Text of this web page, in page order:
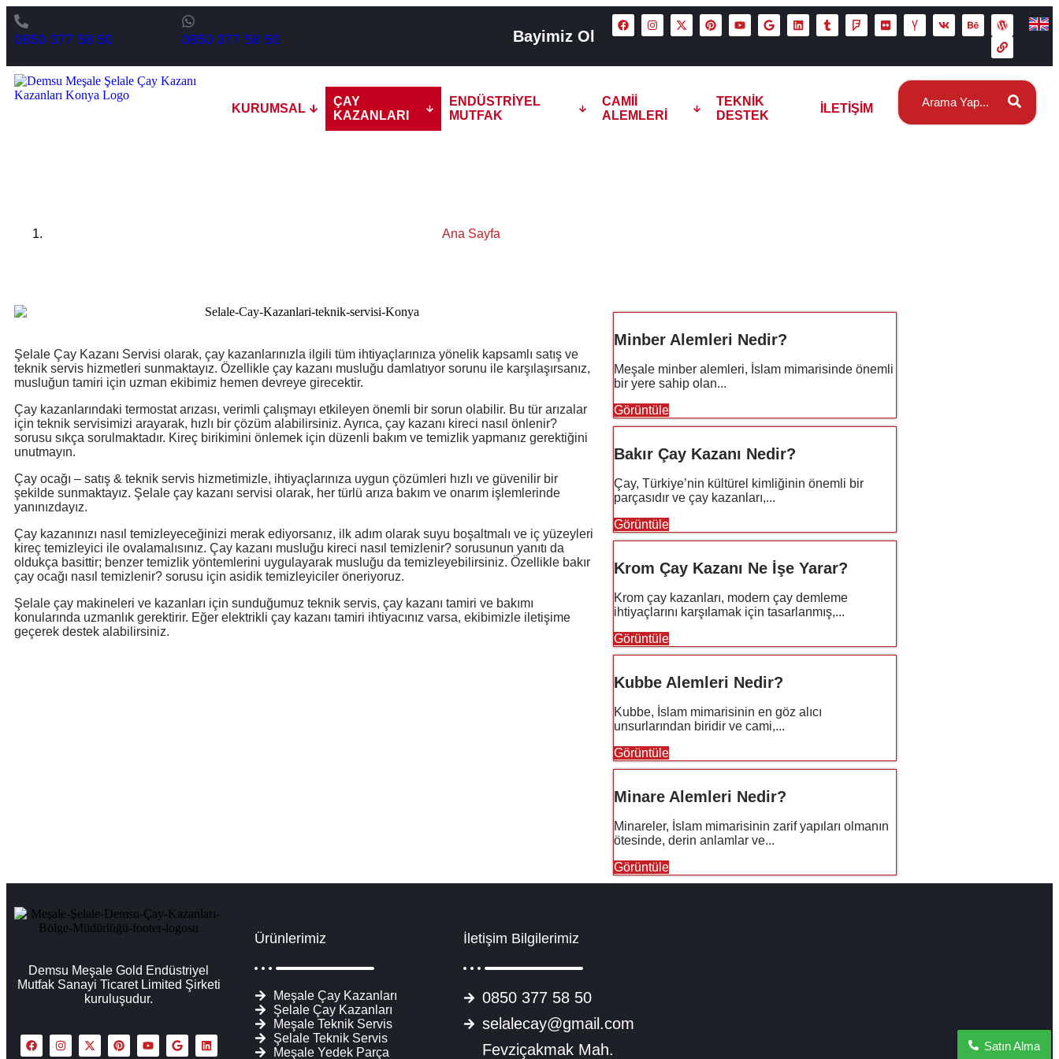
0850 377 58 50 0850 377 58 50 Bayimiz Ol
KURUMSAL
ÇAY
KAZANLARI
ENDÜSTRIYEL
MUTFAK
CAMII
ALEMLERI
TEKNIK
DESTEK
İLETIŞIM
Ana Sayfa
Şelale Çay Kazanı Servisi olarak, çay kazanlarınızla ilgili tüm ihtiyaçlarınıza yönelik kapsamlı satış ve
teknik servis hizmetleri sunmaktayız. Özellikle çay kazanı musluğu damlatıyor sorunu ile karşılaşırsanız,
musluğun tamiri için uzman ekibimiz hemen devreye girecektir.
Çay kazanlarındaki termostat arızası, verimli çalışmayı etkileyen önemli bir sorun olabilir. Bu tür arızalar
için teknik servisimizi arayarak, hızlı bir çözüm alabilirsiniz. Ayrıca, çay kazanı kireci nasıl önlenir?
sorusu sıkça sorulmaktadır. Kireç birikimini önlemek için düzenli bakım ve temizlik yapmanız gerektiğini
unutmayın.
Çay ocağı – satış & teknik servis hizmetimizle, ihtiyaçlarınıza uygun çözümleri hızlı ve güvenilir bir
şekilde sunmaktayız. Şelale çay kazanı servisi olarak, her türlü arıza bakım ve onarım işlemlerinde
yanınızdayız.
Çay kazanınızı nasıl temizleyeceğinizi merak ediyorsanız, ilk adım olarak suyu boşaltmalı ve iç yüzeyleri
kireç temizleyici ile ovalamalısınız. Çay kazanı musluğu kireci nasıl temizlenir? sorusunun yanıtı da
oldukça basittir; benzer temizlik yöntemlerini uygulayarak musluğu da temizleyebilirsiniz. Özellikle bakır
çay ocağı nasıl temizlenir? sorusu için asidik temizleyiciler öneriyoruz.
Şelale çay makineleri ve kazanları için sunduğumuz teknik servis, çay kazanı tamiri ve bakımı
konularında uzmanlık gerektirir. Eğer elektrikli çay kazanı tamiri ihtiyacınız varsa, ekibimizle iletişime
geçerek destek alabilirsiniz.
Minber Alemleri Nedir?
Meşale minber alemleri, İslam mimarisinde önemli
bir yere sahip olan...
Görüntüle
Bakır Çay Kazanı Nedir?
Çay, Türkiye’nin kültürel kimliğinin önemli bir
parçasıdır ve çay kazanları,...
Görüntüle
Krom Çay Kazanı Ne İşe Yarar?
Krom çay kazanları, modern çay demleme
ihtiyaçlarını karşılamak için tasarlanmış,...
Görüntüle
Kubbe Alemleri Nedir?
Kubbe, İslam mimarisinin en göz alıcı
unsurlarından biridir ve cami,...
Görüntüle
Minare Alemleri Nedir?
Minareler, İslam mimarisinin zarif yapıları olmanın
ötesinde, derin anlamlar ve...
Görüntüle
Demsu Meşale Gold Endüstriyel
Mutfak Sanayi Ticaret Limited Şirketi
kuruluşudur.
Ürünlerimiz
Meşale Çay Kazanları
Şelale Çay Kazanları
Meşale Teknik Servis
Şelale Teknik Servis
Meşale Yedek Parça
İletişim Bilgilerimiz
0850 377 58 50
selalecay@gmail.com
Fevziçakmak Mah.
Satın Alma